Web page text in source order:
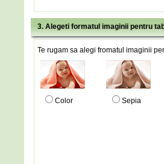
3. Alegeti formatul imaginii pentru
Te rugam sa alegi fromatul imaginii
Color Sepia